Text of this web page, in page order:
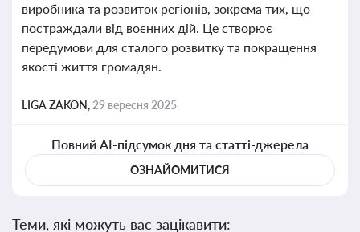
виробника та розвиток регіонів, зокрема тих, що
постраждали від воєнних дій. Це створює
передумови для сталого розвитку та покращення
якості життя громадян.
LIGA ZAKON, 29 вересня 2025
Повний AI-підсумок дня та статті-джерела
ОЗНАЙОМИТИСЯ
Теми, які можуть вас зацікавити: